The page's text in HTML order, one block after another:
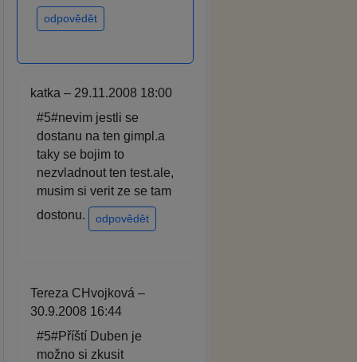
odpovědět
katka – 29.11.2008 18:00
#5#nevim jestli se
dostanu na ten gimpl.a
taky se bojim to
nezvladnout ten test.ale,
musim si verit ze se tam
dostonu.
odpovědět
Tereza CHvojková –
30.9.2008 16:44
#5#Příští Duben je
možno si zkusit